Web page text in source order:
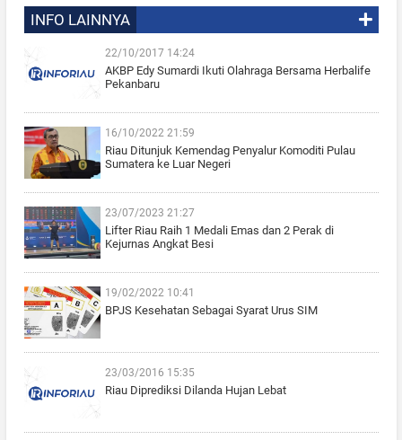
INFO LAINNYA
22/10/2017 14:24
AKBP Edy Sumardi Ikuti Olahraga Bersama Herbalife
Pekanbaru
16/10/2022 21:59
Riau Ditunjuk Kemendag Penyalur Komoditi Pulau
Sumatera ke Luar Negeri
23/07/2023 21:27
Lifter Riau Raih 1 Medali Emas dan 2 Perak di
Kejurnas Angkat Besi
19/02/2022 10:41
BPJS Kesehatan Sebagai Syarat Urus SIM
23/03/2016 15:35
Riau Diprediksi Dilanda Hujan Lebat